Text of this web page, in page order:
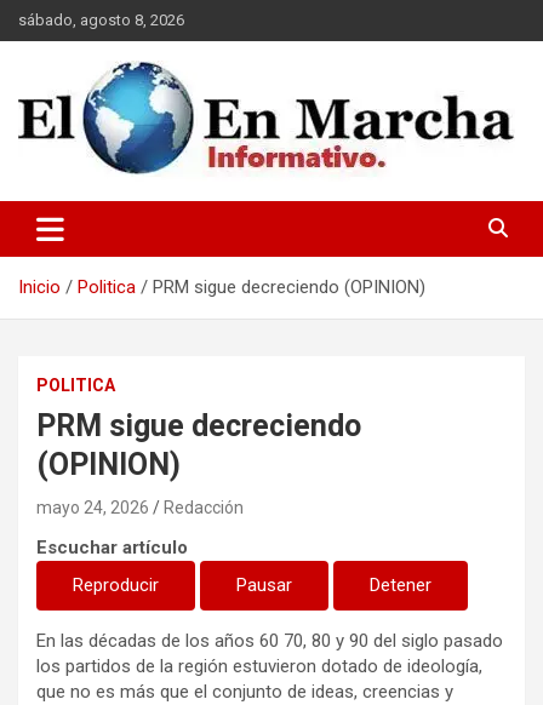
Saltar
al
sábado, agosto 8, 2026
elmundoenmarcha.net
Inicio Politica PRM sigue decreciendo (OPINION)
POLITICA
PRM sigue decreciendo
(OPINION)
mayo 24, 2026 Redacción
Escuchar artículo
Reproducir
Pausar Detener
En las décadas de los años 60 70, 80 y 90 del siglo pasado
los partidos de la región estuvieron dotado de ideología,
que no es más que el conjunto de ideas, creencias y